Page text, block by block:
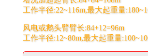
工作半径:22~116m,最大起重量
风电或鹅头臂臂长:84+12=96m
工作半径:12~80m,最大起重量